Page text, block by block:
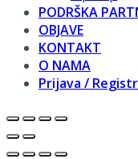
PODRŠKA
OBJAVE
KONTAKT
O NAMA
Prijava /